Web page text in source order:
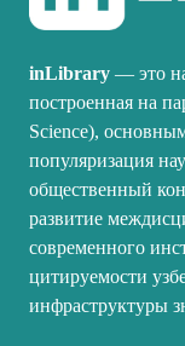
inLibrary — это
построенная на
Science),
популяризация
общественный
развитие
современного
цитируемости
инфраструктуры